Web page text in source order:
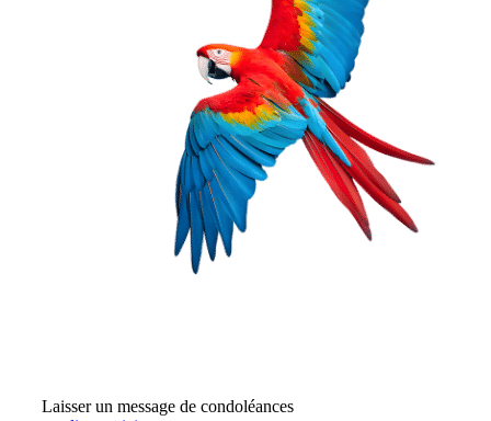
Laisser un message de condoléances